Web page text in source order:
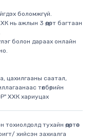
боломжгүй.
нь ажлын 3 өдөрт багтаан
болон дараах онлайн
цахилгааны саатал,
төлбөрийн
ХХК хариуцах
тухайн өдөртөө
хийсэн захиалга